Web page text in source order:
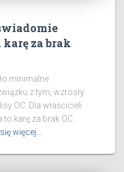
karę za brak
minimalne
z tym, wzrosły
OC. Dla właścicieli
karę za brak OC
więcej…